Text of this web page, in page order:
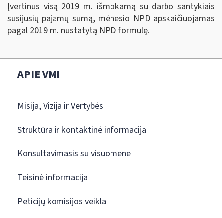
Įvertinus visą 2019 m. išmokamą su darbo santykiais
susijusių pajamų sumą, mėnesio NPD apskaičiuojamas
pagal 2019 m. nustatytą NPD formulę.
APIE VMI
Misija, Vizija ir Vertybės
Struktūra ir kontaktinė informacija
Konsultavimasis su visuomene
Teisinė informacija
Peticijų komisijos veikla